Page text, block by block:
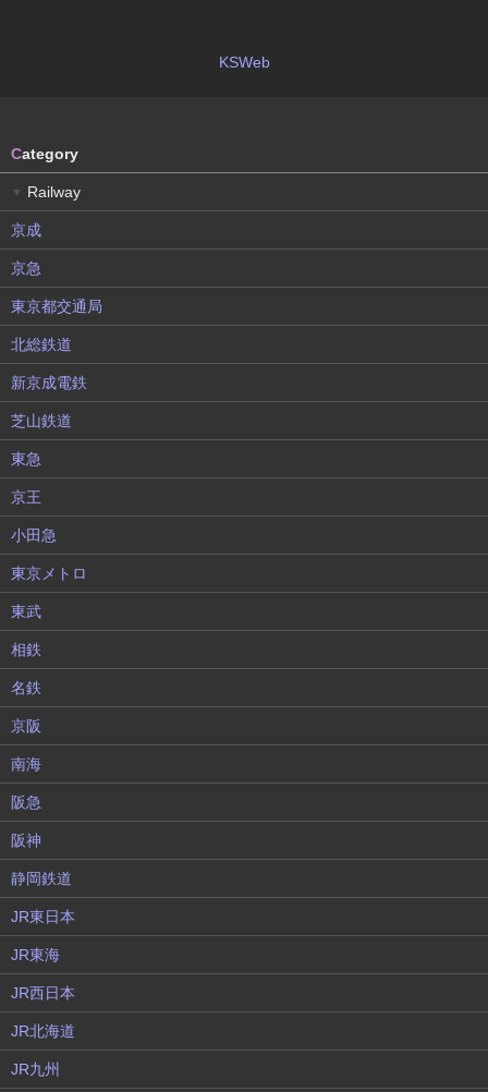
KSWeb
Category
▼ Railway
京成
京急
東京都交通局
北総鉄道
新京成電鉄
芝山鉄道
東急
京王
小田急
東京メトロ
東武
相鉄
名鉄
京阪
南海
阪急
阪神
静岡鉄道
JR東日本
JR東海
JR西日本
JR北海道
JR九州